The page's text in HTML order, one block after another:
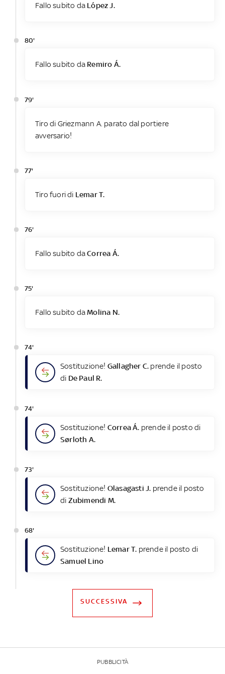
Fallo subito da López J.
80'
Fallo subito da Remiro Á.
79'
Tiro di Griezmann A. parato dal portiere
avversario!
77'
Tiro fuori di Lemar T.
76'
Fallo subito daCorrea Á.
75'
Fallo subito daMolina N.
74'
Sostituzione! Gallagher C. prende il posto
di De Paul R.
74'
Sostituzione! Correa Á. prende il posto di
Sørloth A.
73'
Sostituzione! Olasagasti J. prende il posto
di Zubimendi M.
68'
Sostituzione! Lemar T. prende il posto di
Samuel Lino
SUCCESSIVA
PUBBLICITÀ